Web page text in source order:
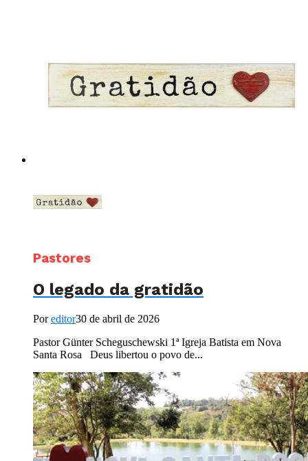
Pastores
O legado da gratidão
Poreditor30 de abril de 2026
Pastor Günter Scheguschewski 1ª Igreja Batista em Nova
Santa Rosa Deus libertou o povo de...